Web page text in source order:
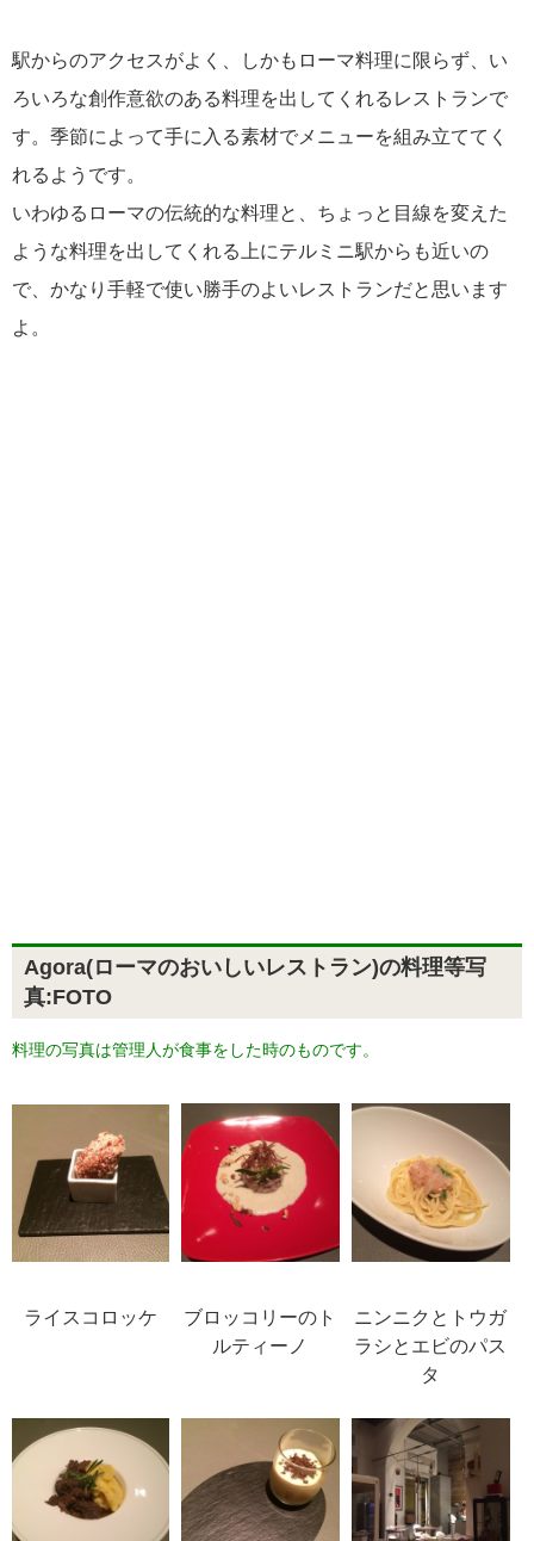
駅からのアクセスがよく、しかもローマ料理に限らず、い
ろいろな創作意欲のある料理を出してくれるレストランで
す。季節によって手に入る素材でメニューを組み立ててく
れるようです。
いわゆるローマの伝統的な料理と、ちょっと目線を変えた
ような料理を出してくれる上にテルミニ駅からも近いの
で、かなり手軽で使い勝手のよいレストランだと思います
よ。
Agora(ローマのおいしいレストラン)の料理等写
真:FOTO
料理の写真は管理人が食事をした時のものです。
ライスコロッケ
ブロッコリーのト
ルティーノ
ニンニクとトウガ
ラシとエビのパス
タ